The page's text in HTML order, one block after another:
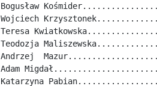
Bogusław
Wojciech
Teresa
Teodozja
Andrzej
Adam
Katarzyna